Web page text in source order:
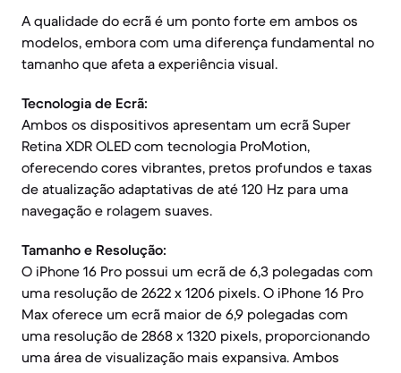
A qualidade do ecrã é um ponto forte em ambos os
modelos, embora com uma diferença fundamental no
tamanho que afeta a experiência visual.
Tecnologia de Ecrã:
Ambos os dispositivos apresentam um ecrã Super
Retina XDR OLED com tecnologia ProMotion,
oferecendo cores vibrantes, pretos profundos e taxas
de atualização adaptativas de até 120 Hz para uma
navegação e rolagem suaves.
Tamanho e Resolução:
O iPhone 16 Pro possui um ecrã de 6,3 polegadas com
uma resolução de 2622 x 1206 pixels. O iPhone 16 Pro
Max oferece um ecrã maior de 6,9 polegadas com
uma resolução de 2868 x 1320 pixels, proporcionando
uma área de visualização mais expansiva. Ambos